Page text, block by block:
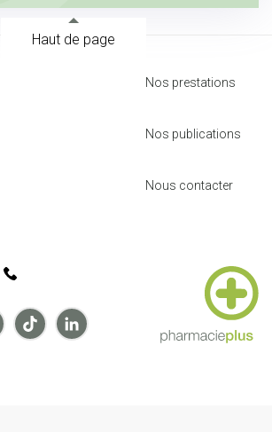
Haut de page
Nos prestations
Nos publications
Nous contacter